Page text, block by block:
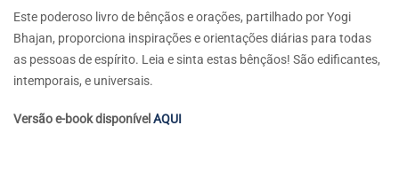
original
era:
$ 14.95.
preço
atual
é:
$ 10.46.
Este poderoso livro de bênçãos e orações, partilhado por Yogi
Bhajan, proporciona inspirações e orientações diárias para todas
as pessoas de espírito. Leia e sinta estas bênçãos! São edificantes,
intemporais, e universais.
Versão e-book disponívelAQUI